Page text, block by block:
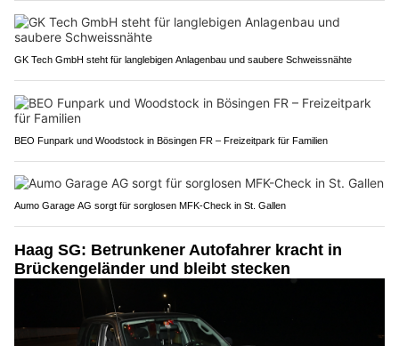
GK Tech GmbH steht für langlebigen Anlagenbau und saubere Schweissnähte
BEO Funpark und Woodstock in Bösingen FR – Freizeitpark für Familien
Aumo Garage AG sorgt für sorglosen MFK-Check in St. Gallen
Haag SG: Betrunkener Autofahrer kracht in
Brückengeländer und bleibt stecken